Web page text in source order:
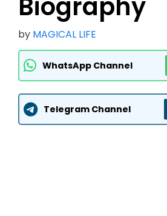
by MAGICAL LIFE
WhatsApp Channel
Telegram Channel